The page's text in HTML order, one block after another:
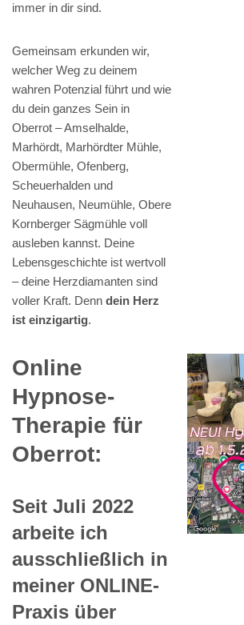
immer in dir sind.
Gemeinsam erkunden wir,
welcher Weg zu deinem
wahren Potenzial führt und wie
du dein ganzes Sein in
Oberrot – Amselhalde,
Marhördt, Marhördter Mühle,
Obermühle, Ofenberg,
Scheuerhalden und
Neuhausen, Neumühle, Obere
Kornberger Sägmühle voll
ausleben kannst. Deine
Lebensgeschichte ist wertvoll
– deine Herzdiamanten sind
voller Kraft. Denn dein Herz
ist einzigartig.
Online
Hypnose-
Therapie für
Oberrot:
Seit Juli 2022
arbeite ich
ausschließlich in
meiner ONLINE-
Praxis über